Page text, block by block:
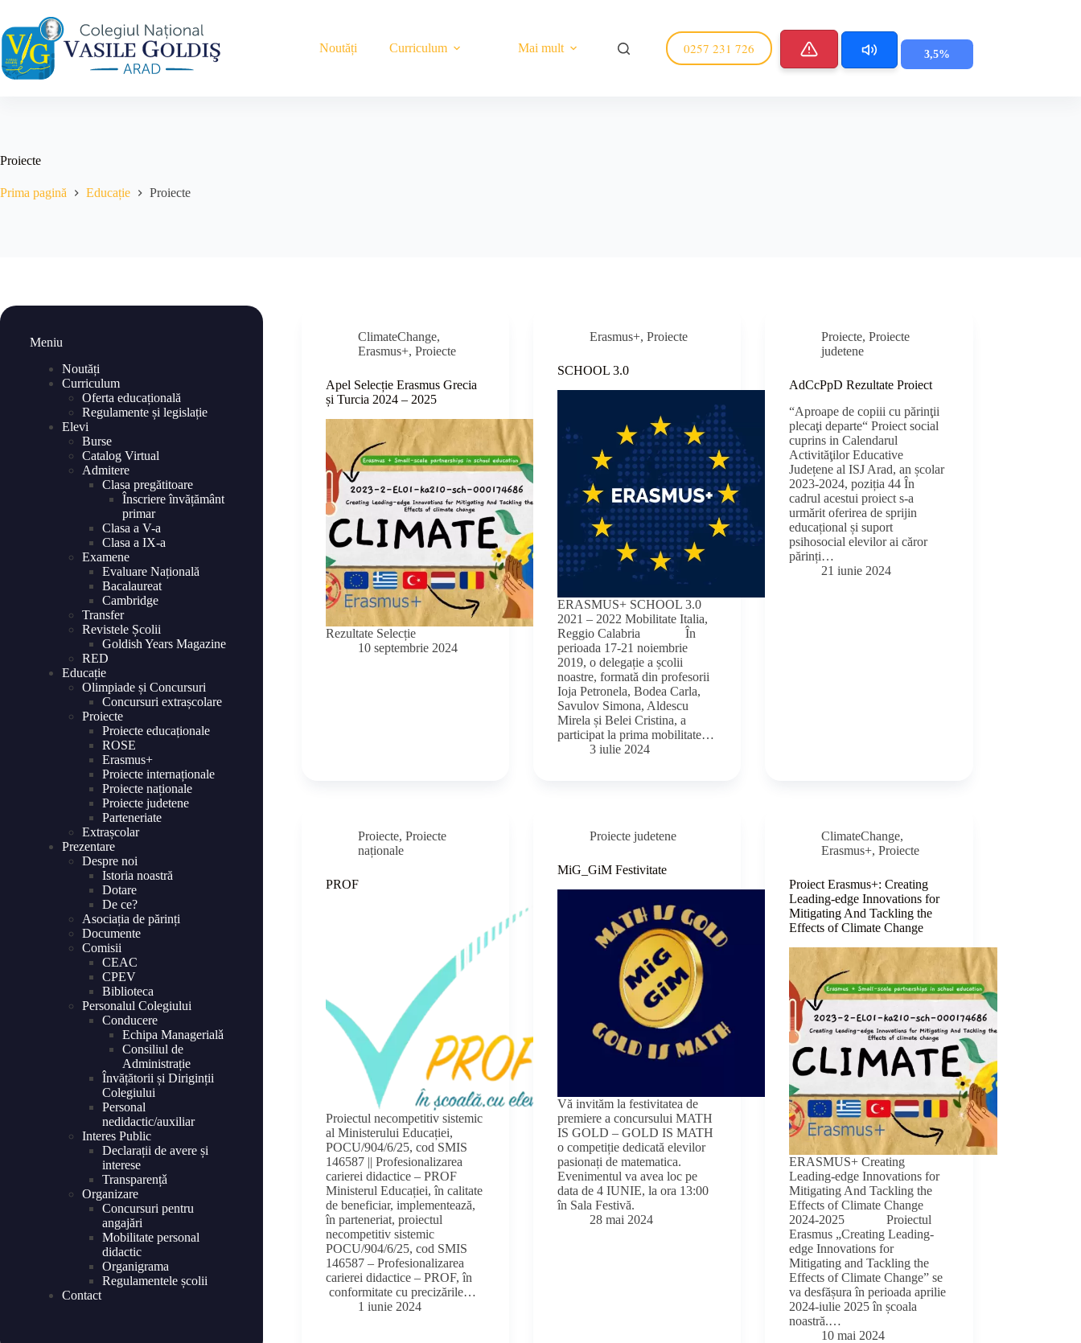
conținut
Noutăți
Curriculum Mai mult 0257 231 726 3,5%
Proiecte
Prima pagină Educație Proiecte
ClimateChange,
Erasmus+, Proiecte
Apel Selecție Erasmus Grecia
și Turcia 2024 – 2025
Rezultate Selecție
10 septembrie 2024
Erasmus+,Proiecte
SCHOOL 3.0
ERASMUS+ SCHOOL 3.0
2021 – 2022 Mobilitate Italia,
Reggio Calabria În
perioada 17-21 noiembrie
2019, o delegație a școlii
noastre, formată din profesorii
Ioja Petronela, Bodea Carla,
Savulov Simona, Aldescu
Mirela și Belei Cristina, a
participat la prima mobilitate…
3 iulie 2024
Proiecte,Proiecte
judetene
AdCcPpD Rezultate Proiect
“Aproape de copiii cu părinţii
plecaţi departe“ Proiect social
cuprins in Calendarul
Activităţilor Educative
Județene al ISJ Arad, an școlar
2023-2024, poziția 44 În
cadrul acestui proiect s-a
urmărit oferirea de sprijin
educațional și suport
psihosocial elevilor ai căror
părinți…
21 iunie 2024
Proiecte, Proiecte
naționale
PROF
Proiectul necompetitiv sistemic
al Ministerului Educației,
POCU/904/6/25, cod SMIS
146587 || Profesionalizarea
carierei didactice – PROF
Ministerul Educației, în calitate
de beneficiar, implementează,
în parteneriat, proiectul
necompetitiv sistemic
POCU/904/6/25, cod SMIS
146587 – Profesionalizarea
carierei didactice – PROF, în
conformitate cu precizările…
1 iunie 2024
Proiecte judetene
MiG_GiM Festivitate
Vă invităm la festivitatea de
premiere a concursului MATH
IS GOLD – GOLD IS MATH
o competiție dedicată elevilor
pasionați de matematica.
Evenimentul va avea loc pe
data de 4 IUNIE, la ora 13:00
în Sala Festivă.
28 mai 2024
ClimateChange,
Erasmus+,Proiecte
Proiect Erasmus+: Creating
Leading-edge Innovations for
Mitigating And Tackling the
Effects of Climate Change
ERASMUS+ Creating
Leading-edge Innovations for
Mitigating And Tackling the
Effects of Climate Change
2024-2025 Proiectul
Erasmus „Creating Leading-
edge Innovations for
Mitigating and Tackling the
Effects of Climate Change” se
va desfășura în perioada aprilie
2024-iulie 2025 în școala
noastră.…
10 mai 2024
Meniu
Noutăți
Curriculum
Oferta educațională
Regulamente și legislație
Elevi
Burse
Catalog Virtual
Admitere
Clasa pregătitoare
Înscriere învățământ
primar
Clasa a V-a
Clasa a IX-a
Examene
Evaluare Națională
Bacalaureat
Cambridge
Transfer
Revistele Școlii
Goldish Years Magazine
RED
Educație
Olimpiade și Concursuri
Concursuri extrașcolare
Proiecte
Proiecte educaționale
ROSE
Erasmus+
Proiecte internaționale
Proiecte naționale
Proiecte judetene
Parteneriate
Extrașcolar
Prezentare
Despre noi
Istoria noastră
Dotare
De ce?
Asociația de părinți
Documente
Comisii
CEAC
CPEV
Biblioteca
Personalul Colegiului
Conducere
Echipa Managerialǎ
Consiliul de
Administrație
Învățătorii și Diriginții
Colegiului
Personal
nedidactic/auxiliar
Interes Public
Declarații de avere și
interese
Transparențǎ
Organizare
Concursuri pentru
angajări
Mobilitate personal
didactic
Organigrama
Regulamentele școlii
Contact